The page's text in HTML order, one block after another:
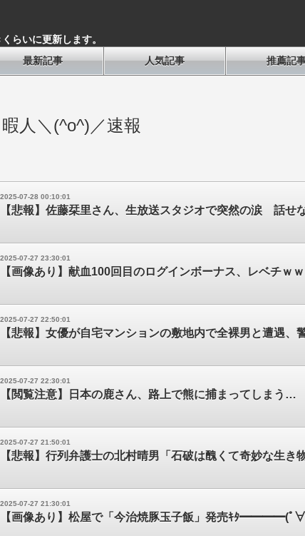
らいに更新します。
最新記事
人気記事 推薦記
暇人＼(^o^)／速報
2025-07-28 00:10:01
【悲報】佐藤栞里さん、生放送スタジオで突然の涙 話せ
2025-07-27 23:30:01
【画像あり】献血100回目のログインボーナス、レベチｗ
2025-07-27 22:50:01
【悲報】女優が自宅マンションの敷地内で全裸男と遭遇
2025-07-27 22:30:01
【閲覧注意】日本の鹿さん、路上で熊に捕まってしまう…
2025-07-27 21:50:01
【悲報】行列弁護士の北村晴男「石破は醜くて奇妙な
2025-07-27 21:30:01
【画像あり】松屋で「今治焼豚玉子飯」発売ｷﾀ